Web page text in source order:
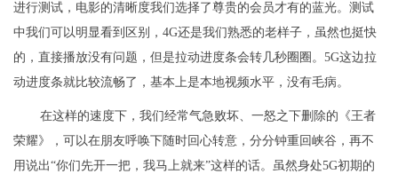
进行测试，电影的清晰度我们选择了尊贵的会员才有的蓝光。测试
中我们可以明显看到区别，4G还是我们熟悉的老样子，虽然也挺快
的，直接播放没有问题，但是拉动进度条会转几秒圈圈。5G这边拉
动进度条就比较流畅了，基本上是本地视频水平，没有毛病。
在这样的速度下，我们经常气急败坏、一怒之下删除的《王者
荣耀》，可以在朋友呼唤下随时回心转意，分分钟重回峡谷，再不
用说出“你们先开一把，我马上就来”这样的话。虽然身处5G初期的